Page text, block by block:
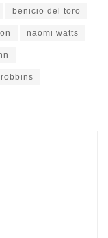
benicio del toro
naomi watts